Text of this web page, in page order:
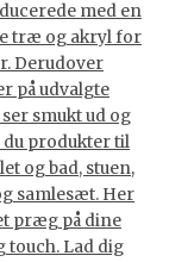
med en
træ og akryl for
Derudover
på udvalgte
smukt ud og
produkter til
og bad, stuen,
samlesæt. Her
præg på dine
touch. Lad dig